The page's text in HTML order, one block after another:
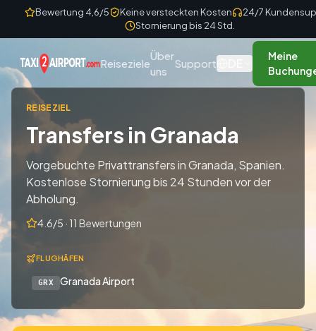
Skip to content
Bewertung 4,6/5 Keine versteckten Kosten
24/7
Stornierung bis 24 Std.
Reiseziele
Über
uns
Support
Meine
REISEZIEL
Transfers in Granada
Vorgebuchte Privattransfers in Granada, Spanien.
Kostenlose Stornierung bis 24 Stunden vor der
Abholung.
4.6/5 · 11 Bewertungen
FLUGHÄFEN
GRX Granada Airport